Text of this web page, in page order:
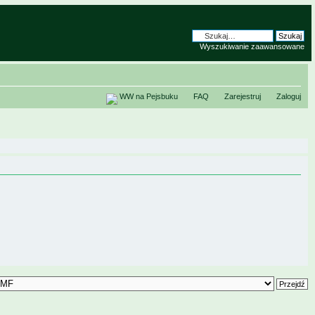
Wyszukiwanie zaawansowane
WW na Pejsbuku FAQ Zarejestruj Zaloguj